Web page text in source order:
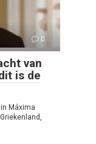
0
van
is de
Máxima